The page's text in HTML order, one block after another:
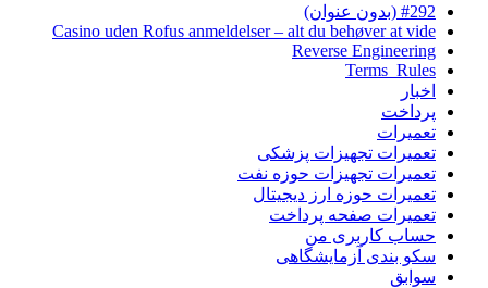
#292 (بدون عنوان)
Casino uden Rofus anmeldelser – alt du behøver at vide
Reverse Engineering
Terms_Rules
اخبار
پرداخت
تعمیرات
تعمیرات تجهیزات پزشکی
تعمیرات تجهیزات حوزه نفت
تعمیرات حوزه ارز دیجیتال
تعمیرات صفحه پرداخت
حساب کاربری من
سکو بندی آزمایشگاهی
سوابق